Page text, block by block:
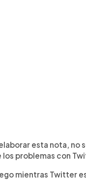
esta nota, no
los problemas con
mientras Twitter